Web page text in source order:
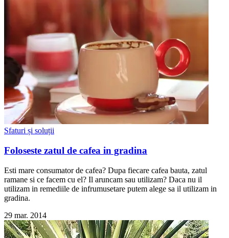
Sfaturi și soluții
Foloseste zatul de cafea in gradina
Esti mare consumator de cafea? Dupa fiecare cafea bauta, zatul
ramane si ce facem cu el? Il aruncam sau utilizam? Daca nu il
utilizam in remediile de infrumusetare putem alege sa il utilizam in
gradina.
29 mar. 2014